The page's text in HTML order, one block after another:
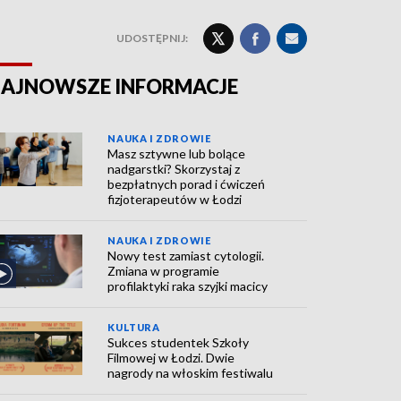
UDOSTĘPNIJ:
INFORMACJE
NAUKA I ZDROWIE
Masz sztywne lub bolące
nadgarstki? Skorzystaj z
bezpłatnych porad i ćwiczeń
fizjoterapeutów w Łodzi
NAUKA I ZDROWIE
Nowy test zamiast cytologii.
Zmiana w programie
profilaktyki raka szyjki macicy
KULTURA
Sukces studentek Szkoły
Filmowej w Łodzi. Dwie
nagrody na włoskim festiwalu